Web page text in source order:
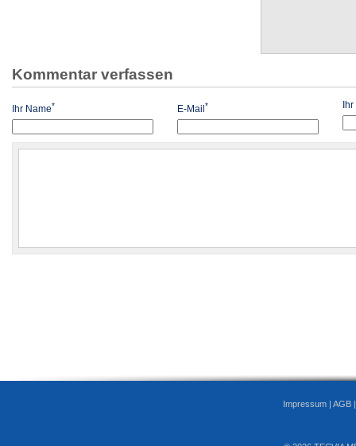
Kommentar verfassen
Ihr Name* E-Mail *
Impressum | AGB